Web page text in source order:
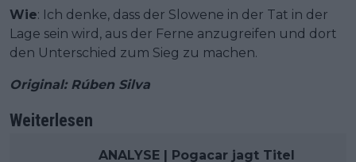
Wie: Ich denke, dass der Slowene in der Tat in der
Lage sein wird, aus der Ferne anzugreifen und dort
den Unterschied zum Sieg zu machen.
Original: Rúben Silva
Weiterlesen
ANALYSE | Pogacar jagt Titel